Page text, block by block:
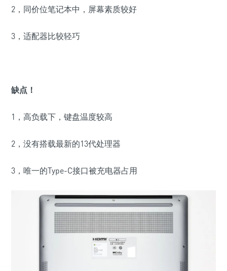
2，同价位笔记本中，屏幕素质较好
3，适配器比较轻巧
缺点！
1，高负载下，键盘温度较高
2，没有搭载最新的13代处理器
3，唯一的Type-C接口被充电器占用